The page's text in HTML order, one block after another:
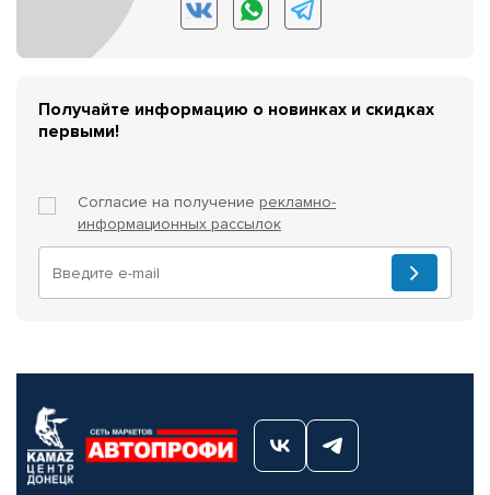
Получайте информацию о новинках и скидках
первыми!
Согласие на получение рекламно-
информационных рассылок